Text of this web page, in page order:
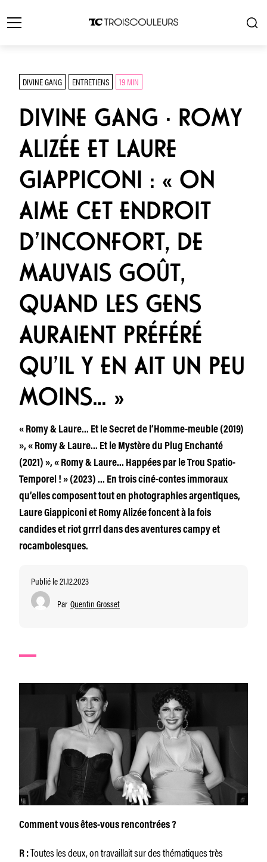
DIVINE GANG ENTRETIENS 19 MIN
DIVINE GANG · ROMY
ALIZÉE ET LAURE
GIAPPICONI : « ON
AIME CET ENDROIT
D’INCONFORT, DE
MAUVAIS GOÛT,
QUAND LES GENS
AURAIENT PRÉFÉRÉ
QU’IL Y EN AIT UN PEU
MOINS… »
« Romy & Laure… Et le Secret de l’Homme-meuble (2019)
», « Romy & Laure… Et le Mystère du Plug Enchanté
(2021) », « Romy & Laure… Happées par le Trou Spatio-
Temporel ! » (2023) … En trois ciné-contes immoraux
qu’elles composent tout en photographies argentiques,
Laure Giappiconi et Romy Alizée foncent à la fois
candides et riot grrrl dans des aventures campy et
rocambolesques.
Publié le 21.12.2023
Par Quentin Grosset
Comment vous êtes-vous rencontrées ?
R :Toutes les deux, on travaillait sur des thématiques très